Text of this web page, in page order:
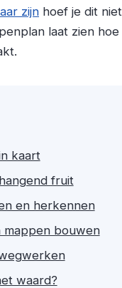
zijn hoef je dit
laat zien hoe
kaart
fruit
en herkennen
mappen bouwen
waard?